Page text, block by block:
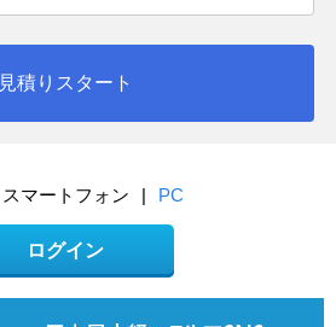
見積りスタート
スマートフォン | PC
ログイン